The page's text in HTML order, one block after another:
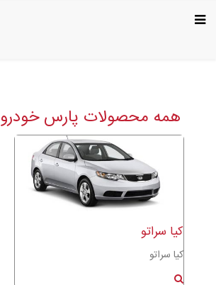
همه محصولات پارس خودرو
كيا سراتو
كيا سراتو